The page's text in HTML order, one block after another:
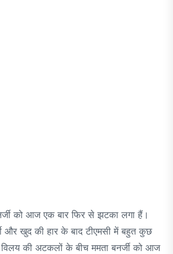
को आज एक बार फिर से झटका लगा हैं।
और खुद की हार के बाद टीएमसी में बहुत कुछ
की अटकलों के बीच ममता बनर्जी को आज